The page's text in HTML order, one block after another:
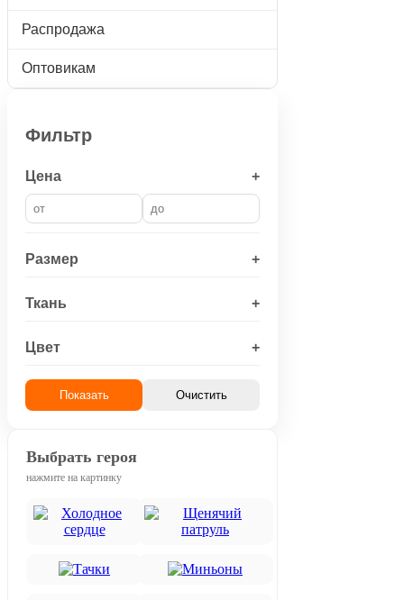
Распродажа
Оптовикам
Фильтр
Цена +
Размер +
Ткань +
Цвет +
Показать Очистить
Выбрать героя
нажмите на картинку